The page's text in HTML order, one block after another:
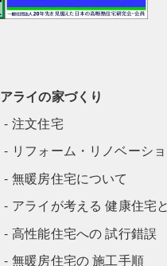
アライの家づくり
注文住宅
リフォーム・リノベーシ
無暖房住宅について
アライが考える 健康住宅
高性能住宅への 試行錯誤
無暖房住宅の 施工手順